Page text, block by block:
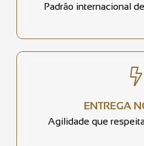
Padrão internacional
ENTREGA
Agilidade que